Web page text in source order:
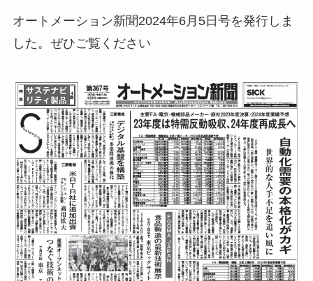
オートメーション新聞2024年6月5日号を発行しま
した。ぜひご覧ください